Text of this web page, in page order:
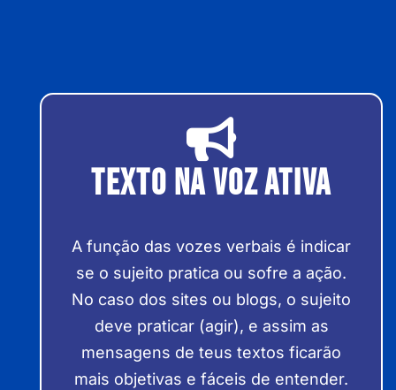
Texto na Voz Ativa
A função das vozes verbais é indicar
se o sujeito pratica ou sofre a ação.
No caso dos sites ou blogs, o sujeito
deve praticar (agir), e assim as
mensagens de teus textos ficarão
mais objetivas e fáceis de entender.